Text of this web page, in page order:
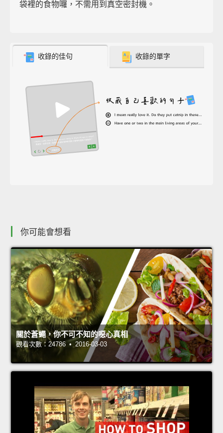
袋裡的食物囉，不需用到真空密封機。
收錄的佳句 收錄的單字
你可能會想看
關於蒼蠅，你不可不知的噁心真相
觀看次數：24786 • 2016-03-03